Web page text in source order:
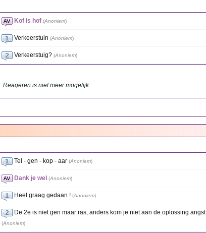
Kof is hof (Anoniem)
Verkeerstuin (Anoniem)
Verkeerstuig? (Anoniem)
Reageren is niet meer mogelijk.
Tel - gen - kop - aar (Anoniem)
Dank je wel (Anoniem)
Heel graag gedaan ! (Anoniem)
De 2e is niet gen maar ras, anders kom je niet aan de oplossing angst
(Anoniem)